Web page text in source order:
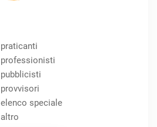
praticanti
professionisti
pubblicisti
provvisori
elenco speciale
altro